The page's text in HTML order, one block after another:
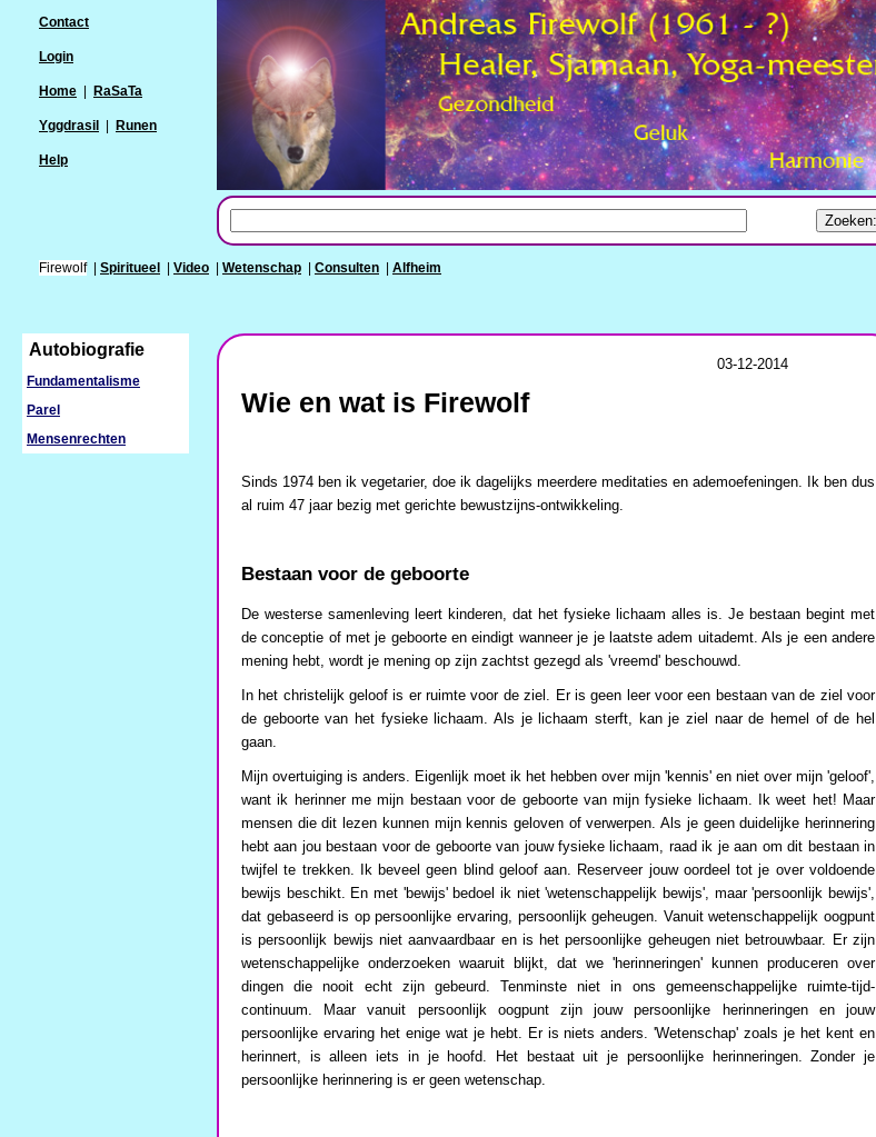
Firewolf| Spiritueel | Video | Wetenschap | Consulten | Alfheim
Contact
Login
Home RaSaTa
Yggdrasil Runen
Help
03-12-2014
Wie en wat is Firewolf
Sinds 1974 ben ik vegetarier, doe ik dagelijks meerdere meditaties en ademoefeningen. Ik ben dus
al ruim 47 jaar bezig met gerichte bewustzijns-ontwikkeling.
Bestaan voor de geboorte
De westerse samenleving leert kinderen, dat het fysieke lichaam alles is. Je bestaan begint met
de conceptie of met je geboorte en eindigt wanneer je je laatste adem uitademt. Als je een andere
mening hebt, wordt je mening op zijn zachtst gezegd als 'vreemd' beschouwd.
In het christelijk geloof is er ruimte voor de ziel. Er is geen leer voor een bestaan van de ziel voor
de geboorte van het fysieke lichaam. Als je lichaam sterft, kan je ziel naar de hemel of de hel
gaan.
Mijn overtuiging is anders. Eigenlijk moet ik het hebben over mijn 'kennis' en niet over mijn 'geloof',
want ik herinner me mijn bestaan voor de geboorte van mijn fysieke lichaam. Ik weet het! Maar
mensen die dit lezen kunnen mijn kennis geloven of verwerpen. Als je geen duidelijke herinnering
hebt aan jou bestaan voor de geboorte van jouw fysieke lichaam, raad ik je aan om dit bestaan in
twijfel te trekken. Ik beveel geen blind geloof aan. Reserveer jouw oordeel tot je over voldoende
bewijs beschikt. En met 'bewijs' bedoel ik niet 'wetenschappelijk bewijs', maar 'persoonlijk bewijs',
dat gebaseerd is op persoonlijke ervaring, persoonlijk geheugen. Vanuit wetenschappelijk oogpunt
is persoonlijk bewijs niet aanvaardbaar en is het persoonlijke geheugen niet betrouwbaar. Er zijn
wetenschappelijke onderzoeken waaruit blijkt, dat we 'herinneringen' kunnen produceren over
dingen die nooit echt zijn gebeurd. Tenminste niet in ons gemeenschappelijke ruimte-tijd-
continuum. Maar vanuit persoonlijk oogpunt zijn jouw persoonlijke herinneringen en jouw
persoonlijke ervaring het enige wat je hebt. Er is niets anders. 'Wetenschap' zoals je het kent en
herinnert, is alleen iets in je hoofd. Het bestaat uit je persoonlijke herinneringen. Zonder je
persoonlijke herinnering is er geen wetenschap.
Autobiografie
Fundamentalisme
Parel
Mensenrechten